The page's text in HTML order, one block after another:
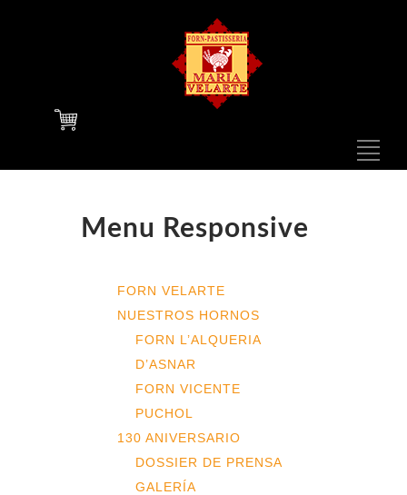
Menu Responsive
FORN VELARTE
NUESTROS HORNOS
FORN L’ALQUERIA
D’ASNAR
FORN VICENTE
PUCHOL
130 ANIVERSARIO
DOSSIER DE PRENSA
GALERÍA